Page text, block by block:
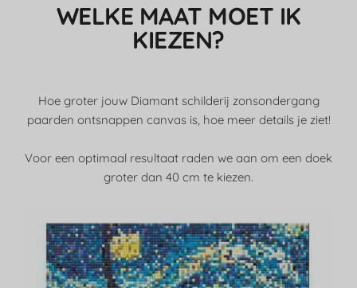
WELKE MAAT MOET IK
KIEZEN?
Hoe groter jouw Diamant schilderij zonsondergang
paarden ontsnappen canvas is, hoe meer details je ziet!
Voor een optimaal resultaat raden we aan om een doek
groter dan 40 cm te kiezen.